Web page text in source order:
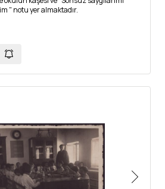
" notu yer almaktadır.